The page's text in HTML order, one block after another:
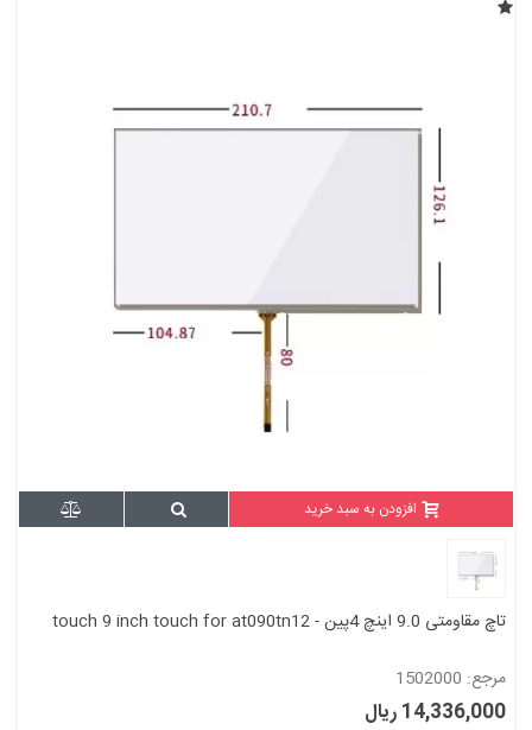
افزودن به سبد خرید
تاچ مقاومتی 9.0 اینچ 4پین - touch 9 inch touch for at090tn12
مرجع: 1502000
14,336,000 ریال